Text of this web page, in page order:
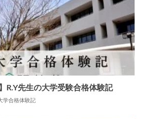
R.Y先生の大学受験合格体験記
学合格体験記